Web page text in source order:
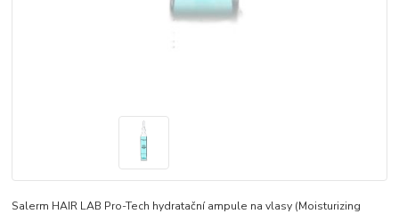
Salerm HAIR LAB Pro-Tech hydratační ampule na vlasy (Moisturizing